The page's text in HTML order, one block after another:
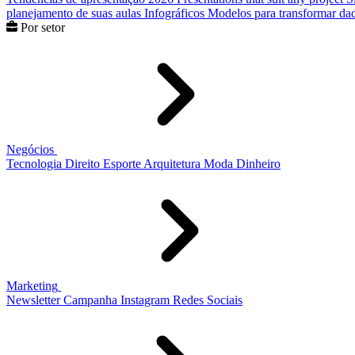
planejamento de suas aulas Infográficos Modelos para transformar
Por setor
Negócios
Tecnologia Direito Esporte Arquitetura Moda Dinheiro
Marketing
Newsletter Campanha Instagram Redes Sociais